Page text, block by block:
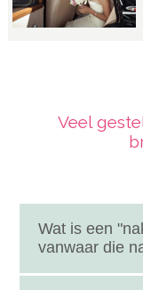
Veel
Wat is een
vanwaar die